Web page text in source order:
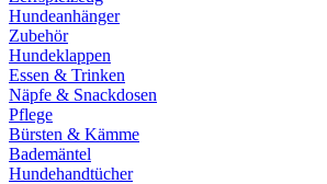
Hundeanhänger
Zubehör
Hundeklappen
Essen & Trinken
Näpfe & Snackdosen
Pflege
Bürsten & Kämme
Bademäntel
Hundehandtücher